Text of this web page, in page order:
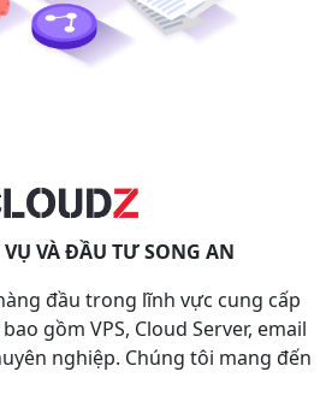
VÀ ĐẦU TƯ SONG AN
đầu trong lĩnh vực cung cấp
gồm VPS, Cloud Server, email
nghiệp. Chúng tôi mang đến